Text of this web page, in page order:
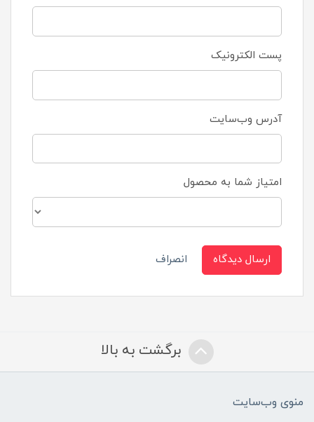
پست الکترونیک
آدرس وب‌سایت
امتیاز شما به محصول
ارسال دیدگاه انصراف
برگشت به بالا
منوی وب‌سایت